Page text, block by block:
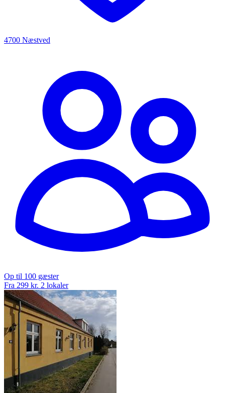
4700 Næstved
Op til 100 gæster
Fra 299 kr. 2 lokaler